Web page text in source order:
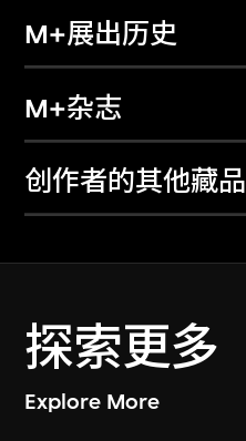
M+展出历史
M+杂志
创作者的其他藏品
探索更多
Explore More